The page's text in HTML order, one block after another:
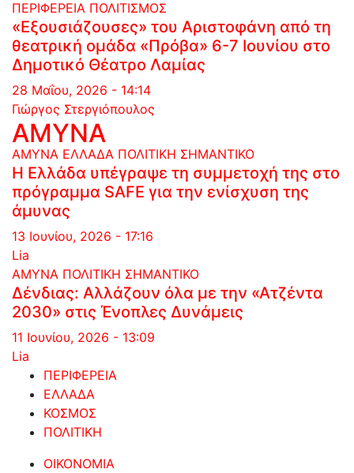
ΠΕΡΙΦΕΡΕΙΑ ΠΟΛΙΤΙΣΜΟΣ
«Εξουσιάζουσες» του Αριστοφάνη από τη
θεατρική ομάδα «Πρόβα» 6-7 Ιουνίου στο
Δημοτικό Θέατρο Λαμίας
28 Μαΐου, 2026 - 14:14
Γιώργος Στεργιόπουλος
ΑΜΥΝΑ
ΑΜΥΝΑ ΕΛΛΑΔΑ ΠΟΛΙΤΙΚΗ ΣΗΜΑΝΤΙΚΟ
Η Ελλάδα υπέγραψε τη συμμετοχή της στο
πρόγραμμα SAFE για την ενίσχυση της
άμυνας
13 Ιουνίου, 2026 - 17:16
Lia
ΑΜΥΝΑ ΠΟΛΙΤΙΚΗ ΣΗΜΑΝΤΙΚΟ
Δένδιας: Αλλάζουν όλα με την «Ατζέντα
2030» στις Ένοπλες Δυνάμεις
11 Ιουνίου, 2026 - 13:09
Lia
ΠΕΡΙΦΕΡΕΙΑ
ΕΛΛΑΔΑ
ΚΟΣΜΟΣ
ΠΟΛΙΤΙΚΗ
ΟΙΚΟΝΟΜΙΑ